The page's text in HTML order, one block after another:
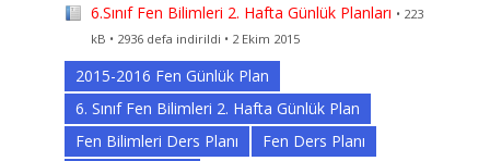
6.Sınıf Fen Bilimleri 2. Hafta Günlük Planları • 223
kB • 2936 defa indirildi • 2 Ekim 2015
2015-2016 Fen Günlük Plan
6. Sınıf Fen Bilimleri 2. Hafta Günlük Plan
Fen Bilimleri Ders Planı
Fen Ders Planı